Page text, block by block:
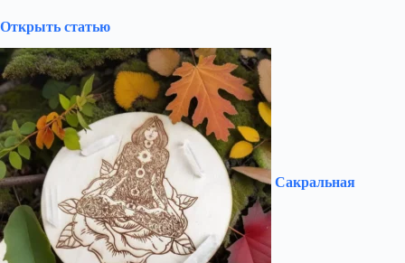
Открыть статью
Сакральная